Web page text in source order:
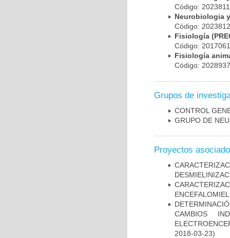
Código:
Neurobiologia
Código:
Fisiología
Código:
Fisiología
Código:
Grupos de
CONTROL
GRUPO DE
Proyectos
CAMBIOS
2018-03-23)